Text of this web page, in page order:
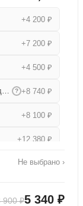
+4 200 ₽
+7 200 ₽
+4 500 ₽
Утонченные с защитой от компьютера и гаджетов ? +8 740 ₽
+8 100 ₽
+12 380 ₽
+15 680 ₽
Не выбрано ›
900 ₽5 340 ₽